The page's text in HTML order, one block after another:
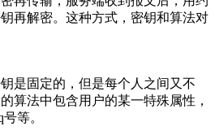
再解密。这种方式，密钥和算法对
是固定的，但是每个人之间又不
算法中包含用户的某一特殊属性，
等。